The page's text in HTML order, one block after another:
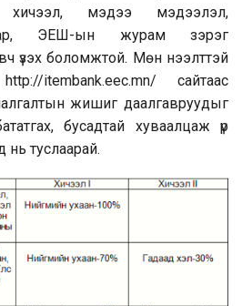
хичээл, мэдээ мэдээлэл,
ЭЕШ-ын журам зэрэг
үзэх боломжтой. Мөн нээлттэй
http://itembank.eec.mn/ сайтаас
жишиг даалгавруудыг
бусадтай хуваалцаж үр
нь туслаарай.